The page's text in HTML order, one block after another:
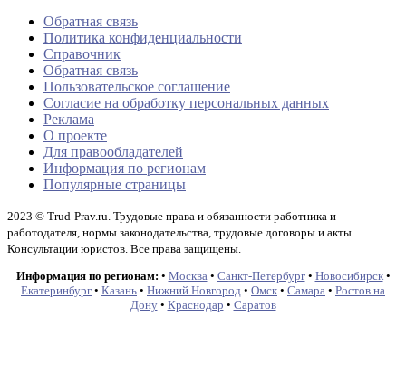
Обратная связь
Политика конфиденциальности
Справочник
Обратная связь
Пользовательское соглашение
Согласие на обработку персональных данных
Реклама
О проекте
Для правообладателей
Информация по регионам
Популярные страницы
2023 © Trud-Prav.ru. Трудовые права и обязанности работника и
работодателя, нормы законодательства, трудовые договоры и акты.
Консультации юристов. Все права защищены.
Информация по регионам: • Москва • Санкт-Петербург• Новосибирск•
Екатеринбург • Казань • Нижний Новгород • Омск • Самара • Ростов на
Дону• Краснодар • Саратов